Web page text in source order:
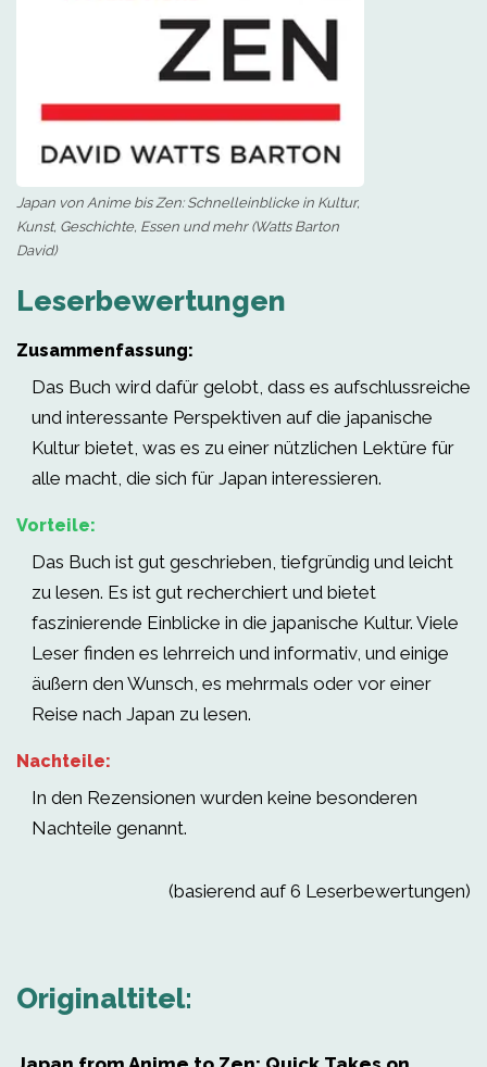
Japan von Anime bis Zen: Schnelleinblicke in Kultur,
Kunst, Geschichte, Essen und mehr (Watts Barton
David)
Leserbewertungen
Zusammenfassung:
Das Buch wird dafür gelobt, dass es aufschlussreiche
und interessante Perspektiven auf die japanische
Kultur bietet, was es zu einer nützlichen Lektüre für
alle macht, die sich für Japan interessieren.
Vorteile:
Das Buch ist gut geschrieben, tiefgründig und leicht
zu lesen. Es ist gut recherchiert und bietet
faszinierende Einblicke in die japanische Kultur. Viele
Leser finden es lehrreich und informativ, und einige
äußern den Wunsch, es mehrmals oder vor einer
Reise nach Japan zu lesen.
Nachteile:
In den Rezensionen wurden keine besonderen
Nachteile genannt.
(basierend auf 6 Leserbewertungen)
Originaltitel: